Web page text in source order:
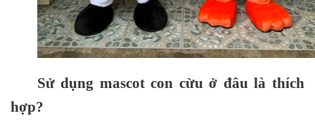
Sử dụng mascot con cừu ở đâu là thích
hợp?